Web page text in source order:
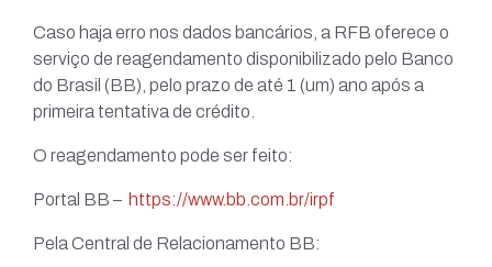
Caso haja erro nos dados bancários, a RFB oferece o
serviço de reagendamento disponibilizado pelo Banco
do Brasil (BB), pelo prazo de até 1 (um) ano após a
primeira tentativa de crédito.
O reagendamento pode ser feito:
Portal BB – https://www.bb.com.br/irpf
Pela Central de Relacionamento BB: